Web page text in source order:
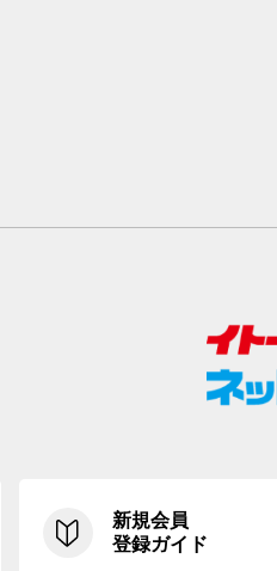
新規会員
登録ガイド